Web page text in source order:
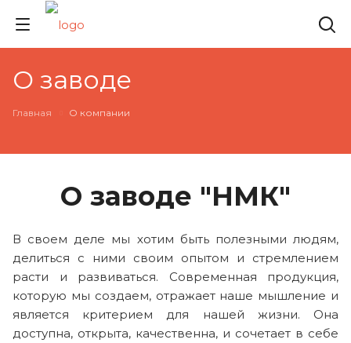
О заводе
Главная О компании
О заводе "НМК"
В своем деле мы хотим быть полезными людям,
делиться с ними своим опытом и стремлением
расти и развиваться. Современная продукция,
которую мы создаем, отражает наше мышление и
является критерием для нашей жизни. Она
доступна, открыта, качественна, и сочетает в себе